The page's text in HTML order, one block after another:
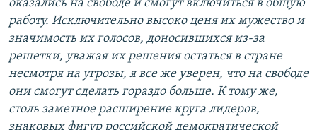
оказались на свободе и смогут включиться в общую
работу. Исключительно высоко ценя их мужество и
значимость их голосов, доносившихся из-за
решетки, уважая их решения остаться в стране
несмотря на угрозы, я все же уверен, что на свободе
они смогут сделать гораздо больше. К тому же,
столь заметное расширение круга лидеров,
знаковых фигур российской демократической